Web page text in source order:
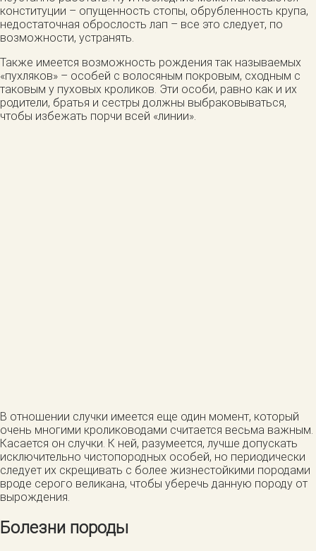
конституции – опущенность стопы, обрубленность крупа,
недостаточная оброслость лап – все это следует, по
возможности, устранять.
Также имеется возможность рождения так называемых
«пухляков» – особей с волосяным покровым, сходным с
таковым у пуховых кроликов. Эти особи, равно как и их
родители, братья и сестры должны выбраковываться,
чтобы избежать порчи всей «линии».
В отношении случки имеется еще один момент, который
очень многими кролиководами считается весьма важным.
Касается он случки. К ней, разумеется, лучше допускать
исключительно чистопородных особей, но периодически
следует их скрещивать с более жизнестойкими породами
вроде серого великана, чтобы уберечь данную породу от
вырождения.
Болезни породы